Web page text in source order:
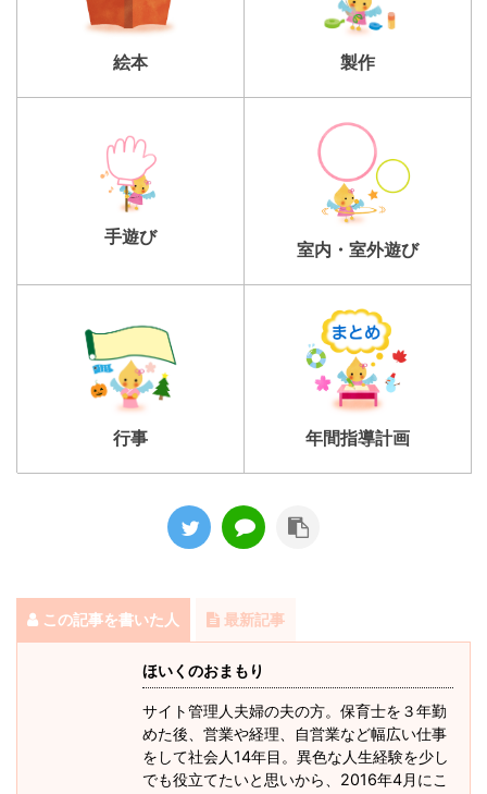
絵本 製作
手遊び
室内・室外遊び
行事 年間指導計画
この記事を書いた人 最新記事
ほいくのおまもり
サイト管理人夫婦の夫の方。保育士を３年勤
めた後、営業や経理、自営業など幅広い仕事
をして社会人14年目。異色な人生経験を少し
でも役立てたいと思いから、2016年4月にこ